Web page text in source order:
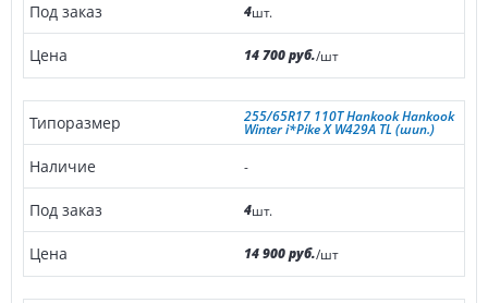
4шт.
14 700 руб./шт
255/65R17 110T Hankook Hankook
Winter i*Pike X W429A TL (шип.)
-
4шт.
14 900 руб./шт